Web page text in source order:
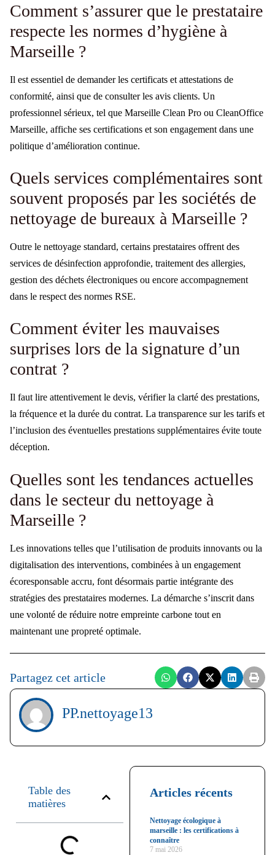
Comment s’assurer que le prestataire
respecte les normes d’hygiène à
Marseille ?
Il est essentiel de demander les certificats et attestations de
conformité, ainsi que de consulter les avis clients. Un
professionnel sérieux, tel que Marseille Clean Pro ou CleanOffice
Marseille, affiche ses certifications et son engagement dans une
politique d’amélioration continue.
Quels services complémentaires sont
souvent proposés par les sociétés de
nettoyage de bureaux à Marseille ?
Outre le nettoyage standard, certains prestataires offrent des
services de désinfection approfondie, traitement des allergies,
gestion des déchets électroniques ou encore accompagnement
dans le respect des normes RSE.
Comment éviter les mauvaises
surprises lors de la signature d’un
contrat ?
Il faut lire attentivement le devis, vérifier la clarté des prestations,
la fréquence et la durée du contrat. La transparence sur les tarifs et
l’inclusion des éventuelles prestations supplémentaires évite toute
déception.
Quelles sont les tendances actuelles
dans le secteur du nettoyage à
Marseille ?
Les innovations telles que l’utilisation de produits innovants ou la
digitalisation des interventions, combinées à un engagement
écoresponsable accru, font désormais partie intégrante des
stratégies des prestataires modernes. La démarche s’inscrit dans
une volonté de réduire notre empreinte carbone tout en
maintenant une propreté optimale.
Partagez cet article
PP.nettoyage13
Table des
matières
Articles récents
Nettoyage écologique à
marseille : les certifications à
connaître
7 mai 2026